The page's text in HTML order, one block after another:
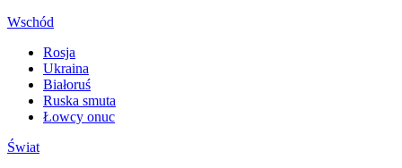
Wschód
Rosja
Ukraina
Białoruś
Ruska smuta
Łowcy onuc
Świat